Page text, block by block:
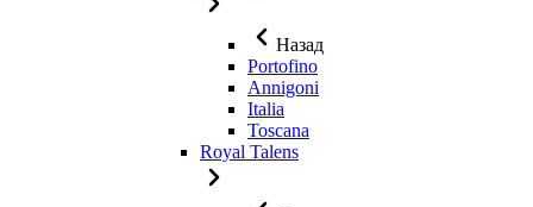
Назад
Portofino
Annigoni
Italia
Toscana
Royal Talens